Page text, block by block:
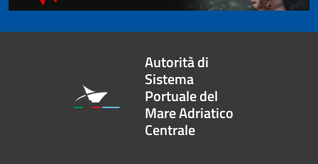
Autorità di
Sistema
Portuale del
Mare Adriatico
Centrale